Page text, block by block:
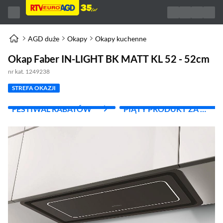
AGD duże Okapy Okapy kuchenne
Okap Faber IN-LIGHT BK MATT KL 52 - 52cm
nr kat. 1249238
STREFA OKAZJI
FESTIWAL RABATÓW
PIĄTY PRODUKT ZA 1